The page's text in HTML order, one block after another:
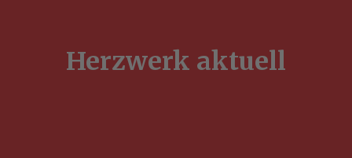
Herzwerk aktuell